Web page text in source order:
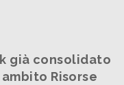
già consolidato
Risorse